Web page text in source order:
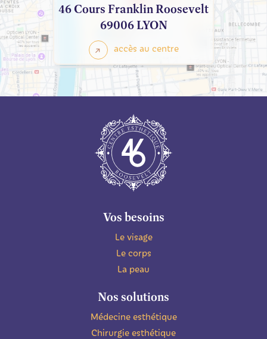
46 Cours Franklin Roosevelt
69006 LYON
accès au centre
Vos besoins
Le visage
Le corps
La peau
Nos solutions
Médecine esthétique
Chirurgie esthétique